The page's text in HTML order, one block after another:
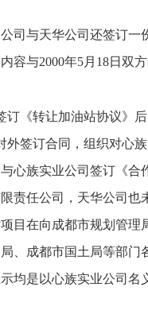
司与天华公司还签订一
容与2000年5月18日双
订《转让加油站协议》
外签订合同，组织对心
心族实业公司签订《合
责任公司，天华公司也
目在向成都市规划管理
、成都市国土局等部门
均是以心族实业公司名